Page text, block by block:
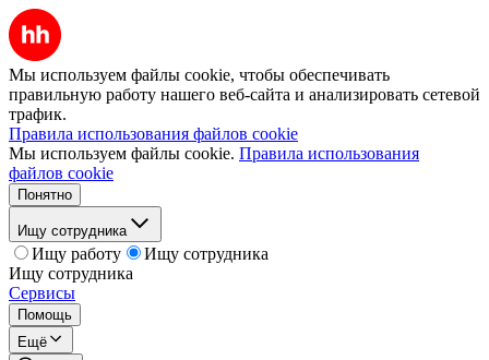
Мы используем файлы cookie, чтобы обеспечивать
правильную работу нашего веб-сайта и анализировать сетевой
трафик.
Правила использования файлов cookie
Мы используем файлы cookie. Правила использования
файлов cookie
Понятно
Ищу сотрудника
Ищу работу
Ищу сотрудника
Ищу сотрудника
Сервисы
Помощь
Ещё